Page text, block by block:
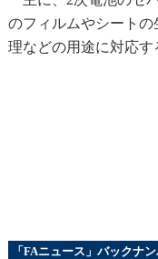
のフィルムやシート
理などの用途に対応す
「FAニュース」バックナ